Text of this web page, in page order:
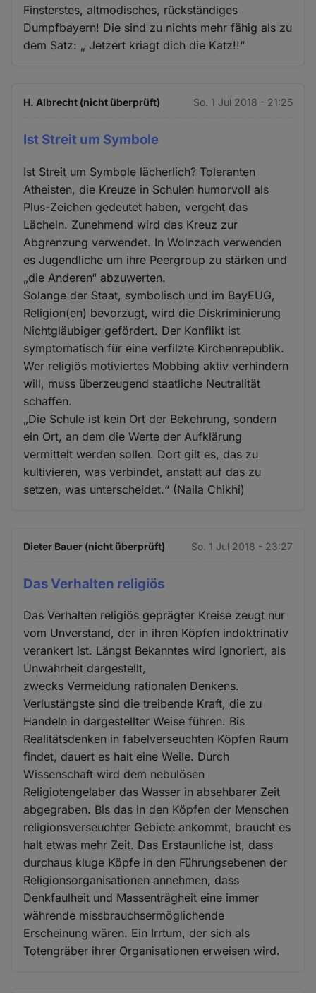
Finsterstes, altmodisches, rückständiges
Dumpfbayern! Die sind zu nichts mehr fähig als zu
dem Satz: „ Jetzert kriagt dich die Katz!!“
H. Albrecht (nicht überprüft) So. 1 Jul 2018 - 21:25
Ist Streit um Symbole
Ist Streit um Symbole lächerlich? Toleranten
Atheisten, die Kreuze in Schulen humorvoll als
Plus-Zeichen gedeutet haben, vergeht das
Lächeln. Zunehmend wird das Kreuz zur
Abgrenzung verwendet. In Wolnzach verwenden
es Jugendliche um ihre Peergroup zu stärken und
„die Anderen“ abzuwerten.
Solange der Staat, symbolisch und im BayEUG,
Religion(en) bevorzugt, wird die Diskriminierung
Nichtgläubiger gefördert. Der Konflikt ist
symptomatisch für eine verfilzte Kirchenrepublik.
Wer religiös motiviertes Mobbing aktiv verhindern
will, muss überzeugend staatliche Neutralität
schaffen.
„Die Schule ist kein Ort der Bekehrung, sondern
ein Ort, an dem die Werte der Aufklärung
vermittelt werden sollen. Dort gilt es, das zu
kultivieren, was verbindet, anstatt auf das zu
setzen, was unterscheidet.“ (Naila Chikhi)
Dieter Bauer (nicht überprüft) So. 1 Jul 2018 - 23:27
Das Verhalten religiös
Das Verhalten religiös geprägter Kreise zeugt nur
vom Unverstand, der in ihren Köpfen indoktrinativ
verankert ist. Längst Bekanntes wird ignoriert, als
Unwahrheit dargestellt,
zwecks Vermeidung rationalen Denkens.
Verlustängste sind die treibende Kraft, die zu
Handeln in dargestellter Weise führen. Bis
Realitätsdenken in fabelverseuchten Köpfen Raum
findet, dauert es halt eine Weile. Durch
Wissenschaft wird dem nebulösen
Religiotengelaber das Wasser in absehbarer Zeit
abgegraben. Bis das in den Köpfen der Menschen
religionsverseuchter Gebiete ankommt, braucht es
halt etwas mehr Zeit. Das Erstaunliche ist, dass
durchaus kluge Köpfe in den Führungsebenen der
Religionsorganisationen annehmen, dass
Denkfaulheit und Massenträgheit eine immer
währende missbrauchsermöglichende
Erscheinung wären. Ein Irrtum, der sich als
Totengräber ihrer Organisationen erweisen wird.